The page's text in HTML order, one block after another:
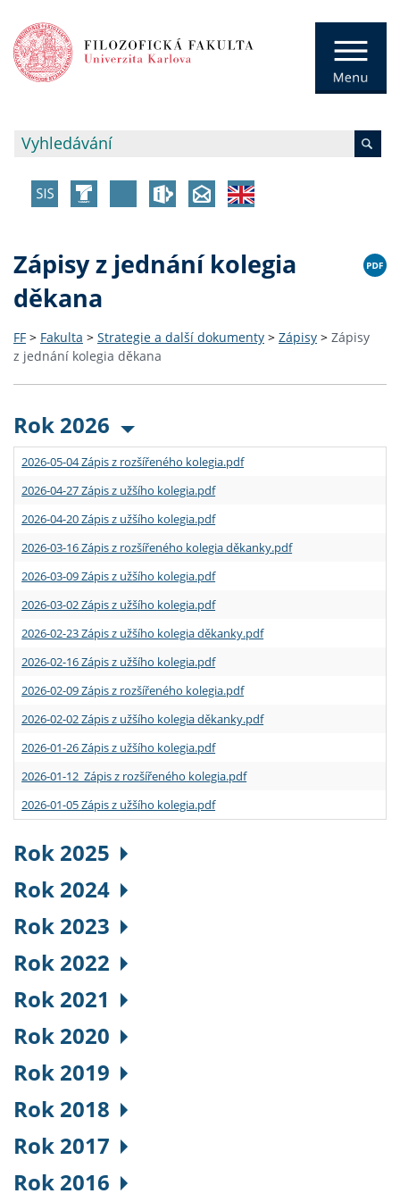
Zápisy z jednání kolegia
děkana
FF > Fakulta > Strategie a další dokumenty > Zápisy > Zápisy
z jednání kolegia děkana
Rok 2026
2026-05-04 Zápis z rozšířeného kolegia.pdf
2026-04-27 Zápis z užšího kolegia.pdf
2026-04-20 Zápis z užšího kolegia.pdf
2026-03-16 Zápis z rozšířeného kolegia děkanky.pdf
2026-03-09 Zápis z užšího kolegia.pdf
2026-03-02 Zápis z užšího kolegia.pdf
2026-02-23 Zápis z užšího kolegia děkanky.pdf
2026-02-16 Zápis z užšího kolegia.pdf
2026-02-09 Zápis z rozšířeného kolegia.pdf
2026-02-02 Zápis z užšího kolegia děkanky.pdf
2026-01-26 Zápis z užšího kolegia.pdf
2026-01-12 Zápis z rozšířeného kolegia.pdf
2026-01-05 Zápis z užšího kolegia.pdf
Rok 2025
Rok 2024
Rok 2023
Rok 2022
Rok 2021
Rok 2020
Rok 2019
Rok 2018
Rok 2017
Rok 2016